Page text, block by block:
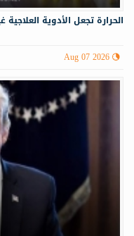
الحرارة تجعل الأدوية
Aug 07 2026